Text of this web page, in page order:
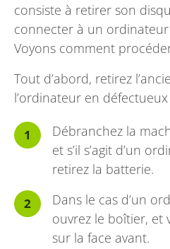
consiste à retirer son
connecter à un
Voyons comment
Tout d’abord, retirez
l’ordinateur en défectueux
Débranchez la
et s’il s’agit d’un
retirez la batterie.
Dans le cas d’un
ouvrez le boîtier, et
sur la face avant.